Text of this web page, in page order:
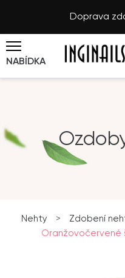
Doprava
NABÍDKA
Nehty > Zdobení
Oranžovočervené